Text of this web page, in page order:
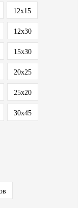
12x15
12x30
15x30
20x25
25x20
30x45